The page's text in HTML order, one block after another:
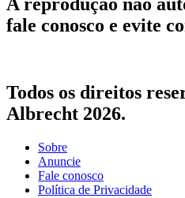
A reprodução não
fale conosco e evite
Todos os direitos
Albrecht 2026.
Sobre
Anuncie
Fale conosco
Política de Privacidade